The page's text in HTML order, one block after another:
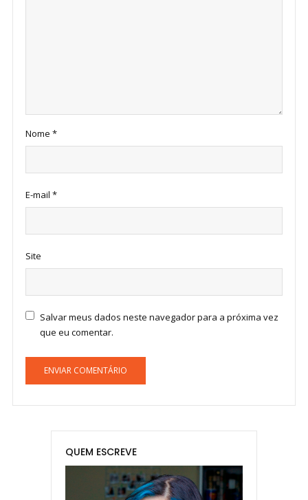
Nome *
E-mail *
Site
Salvar meus dados neste navegador para a próxima vez
que eu comentar.
QUEM ESCREVE